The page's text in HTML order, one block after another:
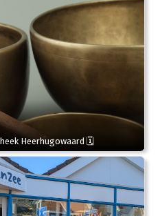
Heerhugowaard 🗓